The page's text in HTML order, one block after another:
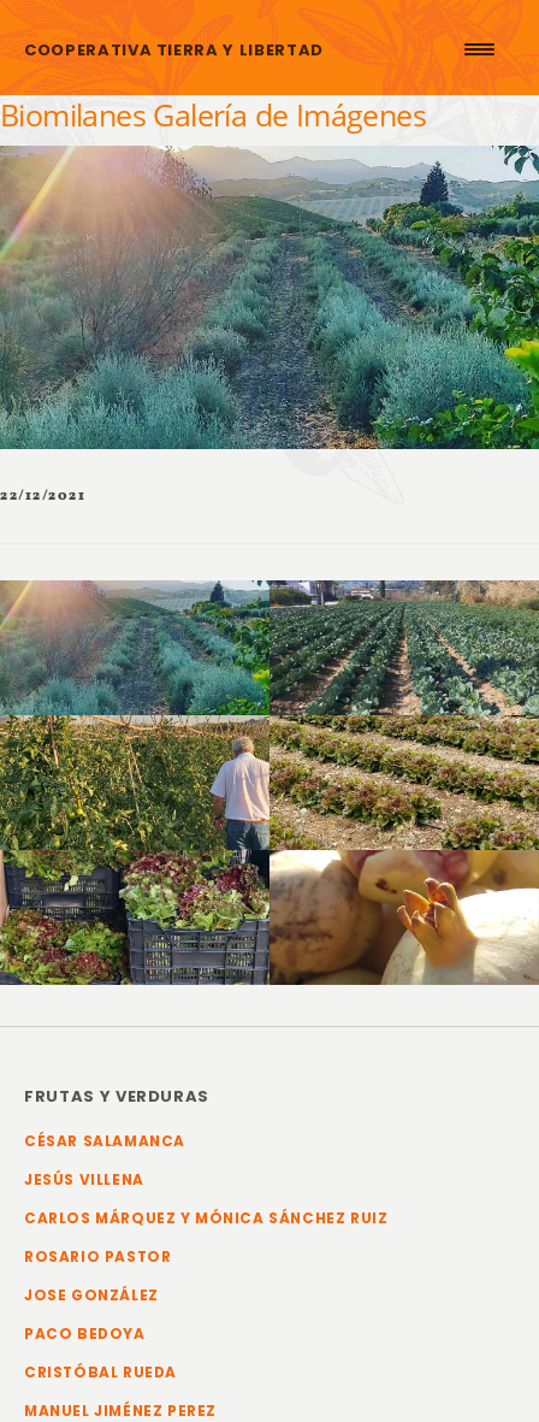
COOPERATIVA TIERRA Y LIBERTAD
Biomilanes Galería de Imágenes
22/12/2021
FRUTAS Y VERDURAS
CÉSAR SALAMANCA
JESÚS VILLENA
CARLOS MÁRQUEZ Y MÓNICA SÁNCHEZ RUIZ
ROSARIO PASTOR
JOSE GONZÁLEZ
PACO BEDOYA
CRISTÓBAL RUEDA
MANUEL JIMÉNEZ PEREZ